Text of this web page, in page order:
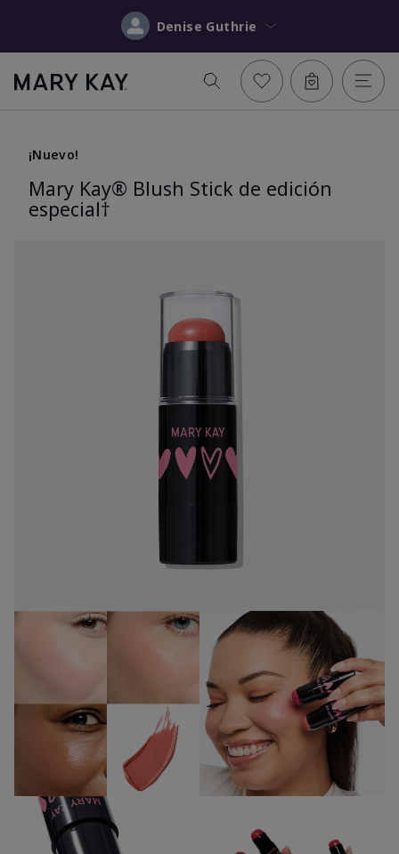
Denise Guthrie
¡Nuevo!
Mary Kay® Blush Stick de edición
especial†